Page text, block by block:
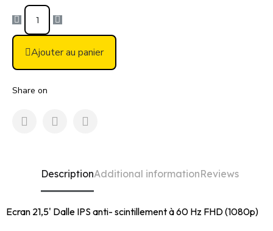
Ajouter au panier
Share on
DescriptionAdditional informationReviews
Ecran 21,5' Dalle IPS anti- scintillement à 60 Hz FHD (1080p)